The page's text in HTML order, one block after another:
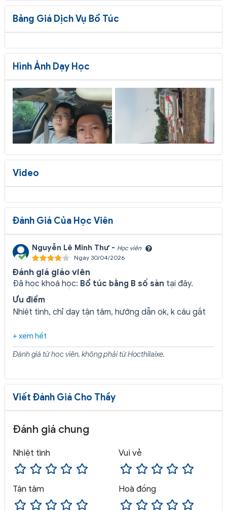
Bảng Giá Dịch Vụ Bổ Túc
Hình Ảnh Dạy Học
Video
Đánh Giá Của Học Viên
Nguyễn Lê Minh Thư - Học viên
Ngày 30/04/2026
Đánh giá giáo viên
Đã học khoá học: Bổ túc bằng B số sàn tại đây.
Ưu điểm
Nhiệt tình, chỉ dạy tận tâm, hướng dẫn ok, k cáu gắt
+ xem hết
Đánh giá từ học viên, không phải từ Hocthilaixe.
Viết Đánh Giá Cho Thầy
Đánh giá chung
Nhiệt tình Vui vẻ
Tận tâm Hoà đồng